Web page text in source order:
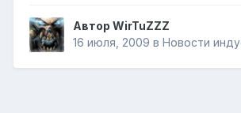
Автор WirTuZZZ
16 июля, 2009 в Новости